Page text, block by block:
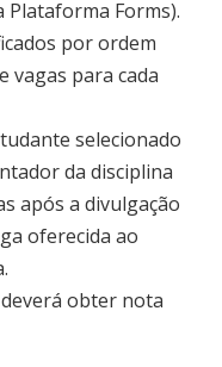
Plataforma Forms).
por ordem
vagas para cada
selecionado
da disciplina
após a divulgação
oferecida ao
obter nota